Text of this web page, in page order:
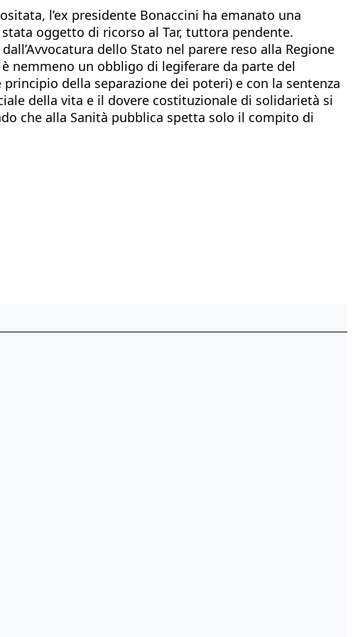
l’ex presidente Bonaccini ha emanato una
oggetto di ricorso al Tar, tuttora pendente.
dello Stato nel parere reso alla Regione
nemmeno un obbligo di legiferare da parte del
della separazione dei poteri) e con la sentenza
della vita e il dovere costituzionale di solidarietà si
che alla Sanità pubblica spetta solo il compito di